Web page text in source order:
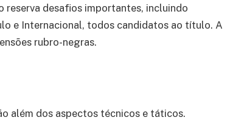
reserva desafios importantes, incluindo
e Internacional, todos candidatos ao título. A
rubro-negras.
além dos aspectos técnicos e táticos.